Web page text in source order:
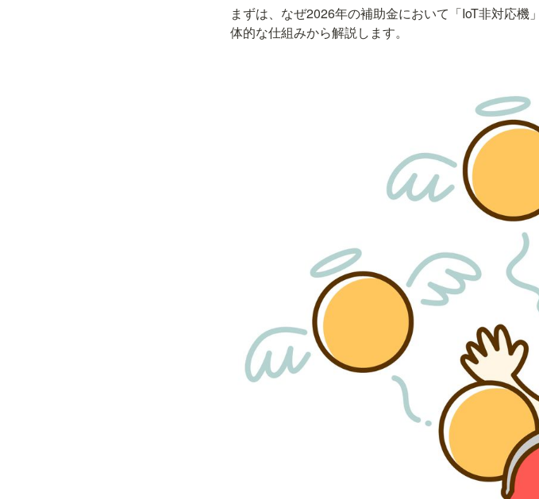
まずは、なぜ2026年の補助金において「IoT非対応
体的な仕組みから解説します。